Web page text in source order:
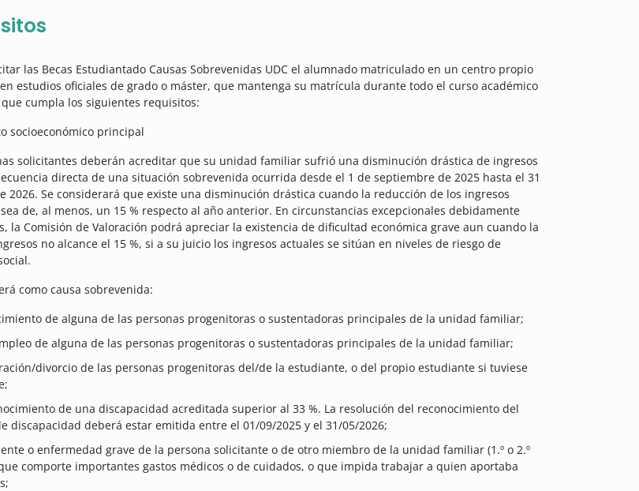
las Becas Estudiantado Causas Sobrevenidas UDC el alumnado matriculado en un centro propio
estudios oficiales de grado o máster, que mantenga su matrícula durante todo el curso académico
que cumpla los siguientes requisitos:
socioeconómico principal
solicitantes deberán acreditar que su unidad familiar sufrió una disminución drástica de ingresos
directa de una situación sobrevenida ocurrida desde el 1 de septiembre de 2025 hasta el 31
2026. Se considerará que existe una disminución drástica cuando la reducción de los ingresos
de, al menos, un 15 % respecto al año anterior. En circunstancias excepcionales debidamente
la Comisión de Valoración podrá apreciar la existencia de dificultad económica grave aun cuando la
no alcance el 15 %, si a su juicio los ingresos actuales se sitúan en niveles de riesgo de
como causa sobrevenida:
de alguna de las personas progenitoras o sustentadoras principales de la unidad familiar;
de alguna de las personas progenitoras o sustentadoras principales de la unidad familiar;
divorcio de las personas progenitoras del/de la estudiante, o del propio estudiante si tuviese
de una discapacidad acreditada superior al 33 %. La resolución del reconocimiento del
discapacidad deberá estar emitida entre el 01/09/2025 y el 31/05/2026;
o enfermedad grave de la persona solicitante o de otro miembro de la unidad familiar (1.º o 2.º
comporte importantes gastos médicos o de cuidados, o que impida trabajar a quien aportaba